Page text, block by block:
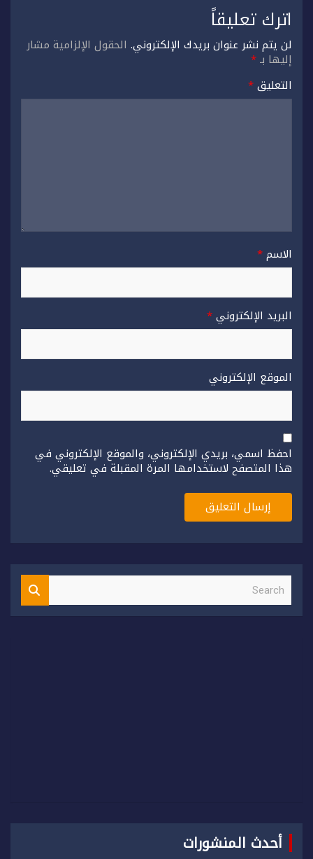
اترك تعليقاً
لن يتم نشر عنوان بريدك الإلكتروني. الحقول الإلزامية مشار
إليها بـ*
التعليق*
الاسم*
البريد الإلكتروني*
الموقع الإلكتروني
احفظ اسمي، بريدي الإلكتروني، والموقع الإلكتروني في
هذا المتصفح لاستخدامها المرة المقبلة في تعليقي.
S
a
أحدث المنشورات